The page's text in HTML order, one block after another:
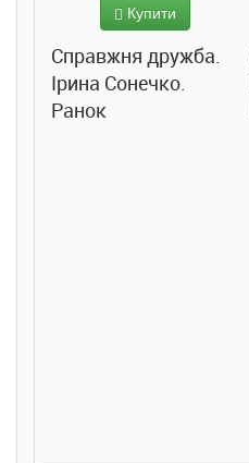
Купити
Справжня дружба.
Ірина Сонечко.
Ранок